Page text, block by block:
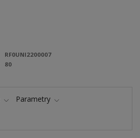
RF0UNI2200007
80
Parametry